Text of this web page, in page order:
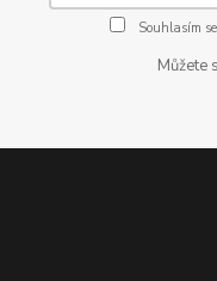
Souhlasím se
Můžete